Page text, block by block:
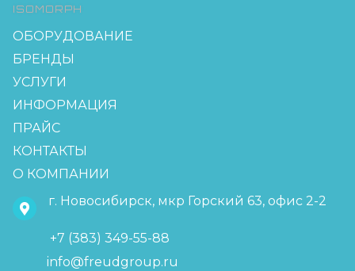
ISOMORPH
ОБОРУДОВАНИЕ
БРЕНДЫ
УСЛУГИ
ИНФОРМАЦИЯ
ПРАЙС
КОНТАКТЫ
О КОМПАНИИ
г. Новосибирск, мкр Горский 63, офис 2-2
+7 (383) 349-55-88
info@freudgroup.ru